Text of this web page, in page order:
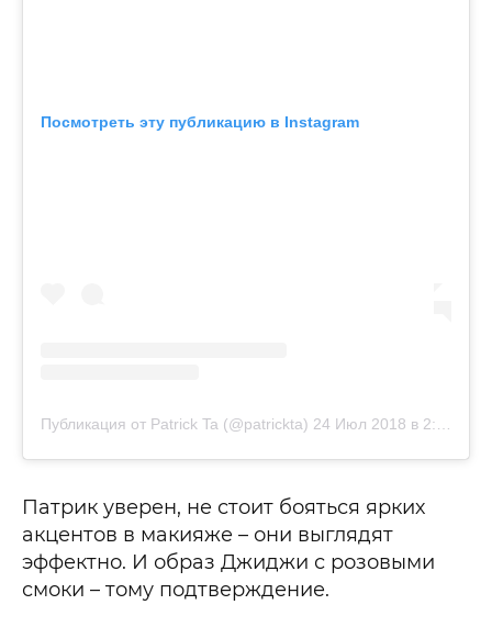
Посмотреть эту публикацию в Instagram
Публикация от Patrick Ta (@patrickta) 24 Июл 2018 в 2:06 PDT
Патрик уверен, не стоит бояться ярких
акцентов в макияже – они выглядят
эффектно. И образ Джиджи с розовыми
смоки – тому подтверждение.